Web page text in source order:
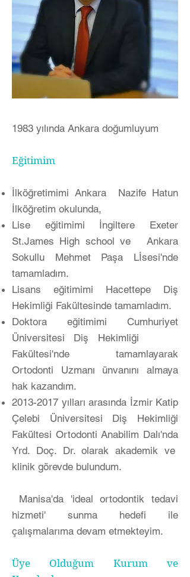
1983 yılında Ankara doğumluyum
Eğitimim
İlköğretimimi Ankara Nazife Hatun
İlköğretim okulunda,
Lise eğitimimi İngiltere Exeter
St.James High school ve Ankara
Sokullu Mehmet Paşa Lİsesi'nde
tamamladım.
Lisans eğitimimi Hacettepe Diş
Hekimliği Fakültesinde tamamladım.
Doktora eğitimimi Cumhuriyet
Üniversitesi Diş Hekimliği
Fakültesi'nde tamamlayarak
Ortodonti Uzmanı ünvanını almaya
hak kazandım.
2013-2017 yılları arasında İzmir Katip
Çelebi Üniversitesi Diş Hekimliği
Fakültesi Ortodonti Anabilim Dalı'nda
Yrd. Doç. Dr. olarak akademik ve
klinik görevde bulundum.
Manisa'da 'ideal ortodontik tedavi
hizmeti' sunma hedefi ile
çalışmalarıma devam etmekteyim.
Üye Olduğum Kurum ve